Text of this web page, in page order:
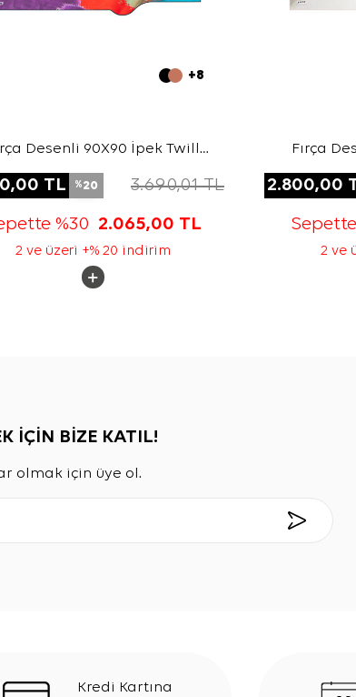
+8
Desenli 90X90 İpek Twill
TL %20 3.690,01TL
%30 2.065,00 TL
2 ve üzeri +% 20 indirim
Fırça
2.800,00
2 ve
İÇİN BİZE KATIL!
olmak için üye ol.
Kredi Kartına